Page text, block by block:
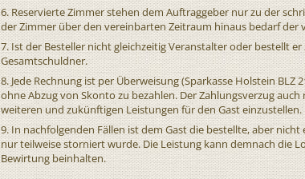
6. Reservierte Zimmer stehen dem Auftraggeber nur zu der
der Zimmer über den vereinbarten Zeitraum hinaus bedarf
7. Ist der Besteller nicht gleichzeitig Veranstalter oder bestellt
Gesamtschuldner.
8. Jede Rechnung ist per Überweisung (Sparkasse Holstein
ohne Abzug von Skonto zu bezahlen. Der Zahlungsverzug
weiteren und zukünftigen Leistungen für den Gast einzustellen.
9. In nachfolgenden Fällen ist dem Gast die bestellte, aber
nur teilweise storniert wurde. Die Leistung kann demnach die
Bewirtung beinhalten.